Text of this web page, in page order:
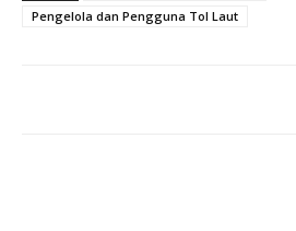
Pengelola dan Pengguna Tol Laut